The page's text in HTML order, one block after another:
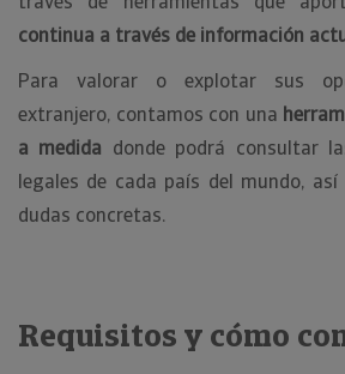
continua a través de información
Para valorar o explotar sus
extranjero, contamos con una
a medida donde podrá consultar
legales de cada país del mundo,
dudas concretas.
Requisitos y cómo